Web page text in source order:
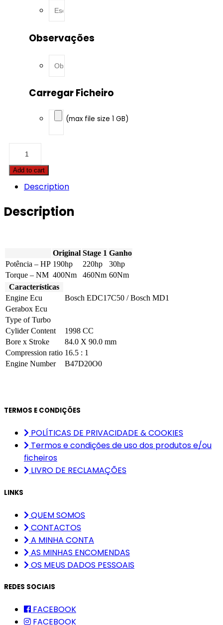
Observações
Carregar Ficheiro
(max file size 1 GB)
2
serie
Active
Tourer
220d
(1995cc)
Add to cart
Description
Description
Original Stage 1 Ganho
Potência – HP 190hp 220hp
30hp
Torque – NM 400Nm 460Nm 60Nm
Características
Engine Ecu
Bosch EDC17C50 / Bosch MD1
Gerabox Ecu
Type of Turbo
Cylider Content
1998 CC
Bore x Stroke
84.0 X 90.0 mm
Compression ratio 16.5 : 1
Engine Number
B47D20O0
TERMOS E CONDIÇÕES
POLÍTICAS DE PRIVACIDADE & COOKIES
Termos e condições de uso dos produtos e/ou
ficheiros
LIVRO DE RECLAMAÇÕES
LINKS
QUEM SOMOS
CONTACTOS
A MINHA CONTA
AS MINHAS ENCOMENDAS
OS MEUS DADOS PESSOAIS
REDES SOCIAIS
FACEBOOK
FACEBOOK